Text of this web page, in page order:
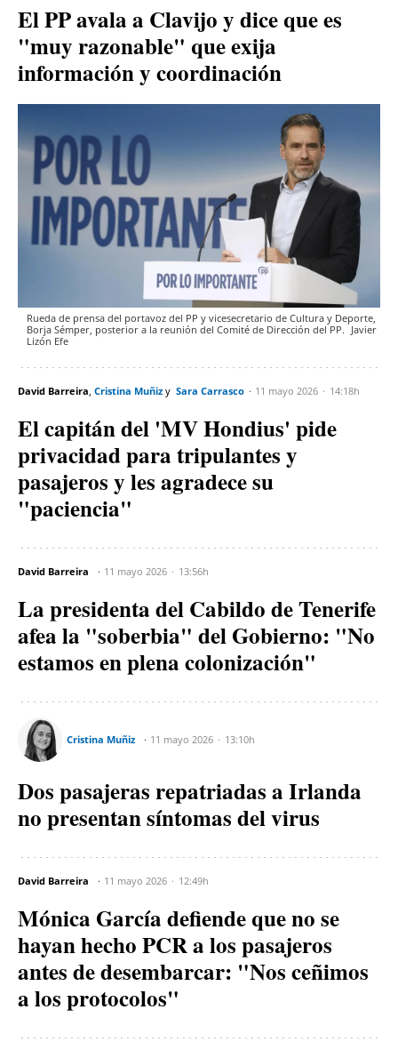
El PP avala a Clavijo y dice que es
"muy razonable" que exija
información y coordinación
Rueda de prensa del portavoz del PP y vicesecretario de Cultura y Deporte,
Borja Sémper, posterior a la reunión del Comité de Dirección del PP. Javier
Lizón Efe
David Barreira Cristina Muñiz Sara Carrasco 11 mayo 2026 14:18h
El capitán del 'MV Hondius' pide
privacidad para tripulantes y
pasajeros y les agradece su
"paciencia"
David Barreira 11 mayo 2026 13:56h
La presidenta del Cabildo de Tenerife
afea la "soberbia" del Gobierno: "No
estamos en plena colonización"
Cristina Muñiz 11 mayo 2026 13:10h
Dos pasajeras repatriadas a Irlanda
no presentan síntomas del virus
David Barreira 11 mayo 2026 12:49h
Mónica García defiende que no se
hayan hecho PCR a los pasajeros
antes de desembarcar: "Nos ceñimos
a los protocolos"